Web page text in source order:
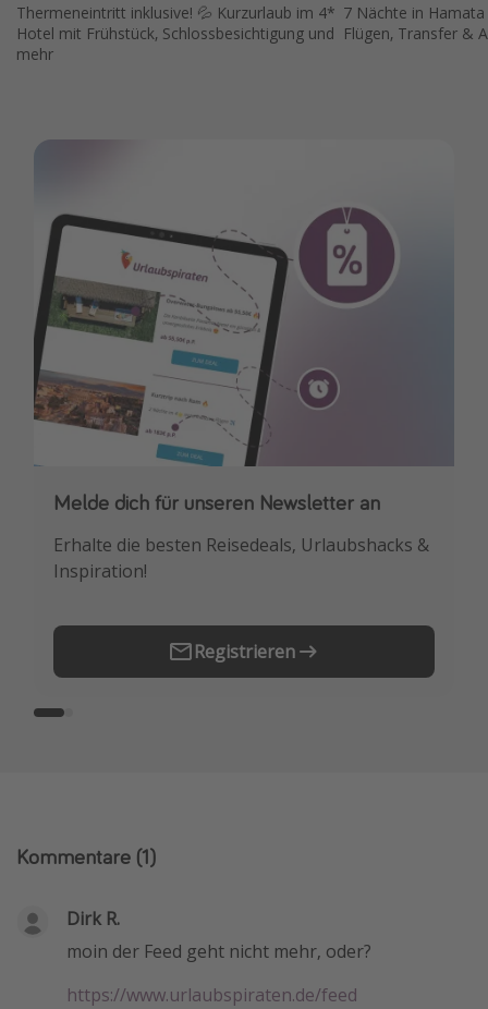
Thermeneintritt inklusive! 💦 Kurzurlaub im 4*
Hotel mit Frühstück, Schlossbesichtigung und
mehr
7 Nächte in
Flügen, Transfer &
Melde dich für unseren Newsletter an
Erhalte die besten Reisedeals, Urlaubshacks &
Inspiration!
Registrieren
Downloade unsere App
Buche die besten Reiseschnäppchen als
Erstes.
Kommentare (1)
Dirk R.
moin der Feed geht nicht mehr, oder?
https://www.urlaubspiraten.de/feed